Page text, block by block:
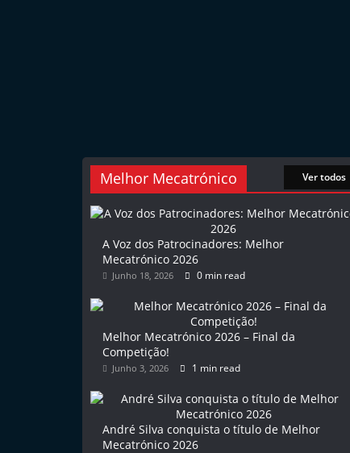
e
m
Melhor Mecatrónico Ver todos
A Voz dos Patrocinadores: Melhor
Mecatrónico 2026
Junho 18, 2026 0 min read
Melhor Mecatrónico 2026 – Final da
Competição!
Junho 3, 2026 1 min read
André Silva conquista o título de Melhor
Mecatrónico 2026